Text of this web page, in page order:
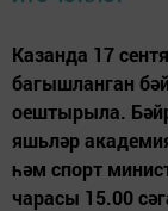
Казанда 17
багышланган
оештырыла.
яшьләр
һәм спорт
чарасы 15.00